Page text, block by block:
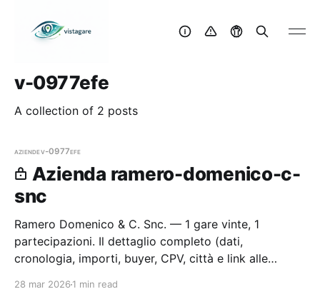
v-0977efe
A collection of 2 posts
aziendev-0977efe
Azienda ramero-domenico-c-
snc
Ramero Domenico & C. Snc. — 1 gare vinte, 1
partecipazioni. Il dettaglio completo (dati,
cronologia, importi, buyer, CPV, città e link alle
28 mar 2026 1 min read